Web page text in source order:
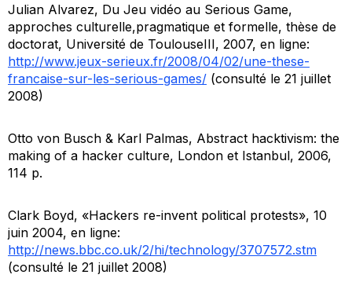
Julian Alvarez, Du Jeu vidéo au Serious Game,
approches culturelle,pragmatique et formelle, thèse de
doctorat, Université de ToulouseIII, 2007, en ligne:
http://www.jeux-serieux.fr/2008/04/02/une-these-
francaise-sur-les-serious-games/ (consulté le 21 juillet
2008)
Otto von Busch & Karl Palmas, Abstract hacktivism: the
making of a hacker culture, London et Istanbul, 2006,
114 p.
Clark Boyd, «Hackers re-invent political protests», 10
juin 2004, en ligne:
http://news.bbc.co.uk/2/hi/technology/3707572.stm
(consulté le 21 juillet 2008)